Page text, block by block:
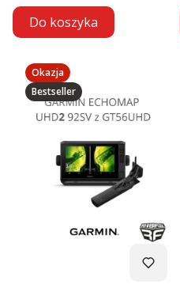
Do koszyka
Okazja
Bestseller